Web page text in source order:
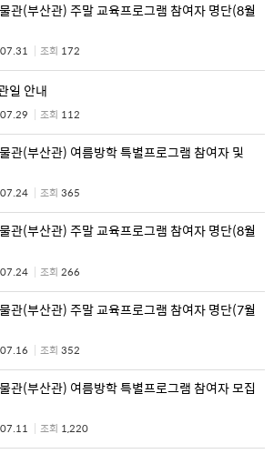
관(부산관) 주말 교육프로그램 참여자 명단(8월
조회 172
일 안내
조회 112
관(부산관) 여름방학 특별프로그램 참여자 및
조회 365
관(부산관) 주말 교육프로그램 참여자 명단(8월
조회 266
관(부산관) 주말 교육프로그램 참여자 명단(7월
조회 352
관(부산관) 여름방학 특별프로그램 참여자 모집
조회 1,220